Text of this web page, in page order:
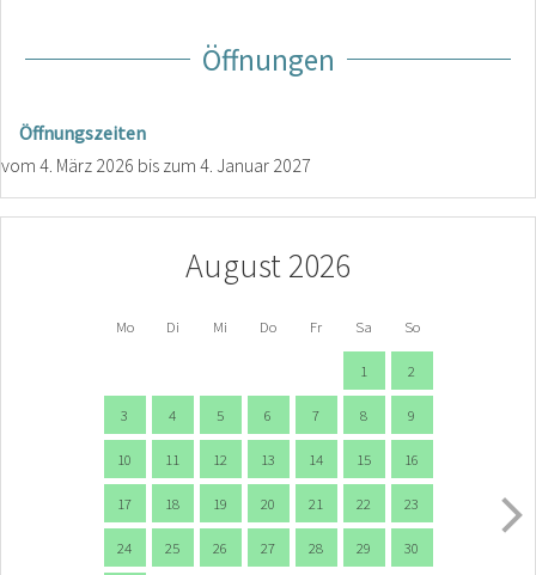
Öffnungen
Öffnungszeiten
vom 4. März 2026 bis zum 4. Januar 2027
August 2026
Mo Di Mi Do Fr Sa So
1 2
3 4 5 6 7 8 9
10 11 12 13 14 15 16
17 18 19 20 21 22 23
24 25 26 27 28 29 30